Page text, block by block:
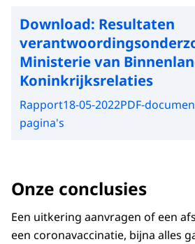
Download: Resultaten
Ministerie van
Koninkrijksrelaties
Rapport18-05-2022PDF-
pagina's
Onze conclusies
Een uitkering aanvragen of een
een coronavaccinatie, bijna alles